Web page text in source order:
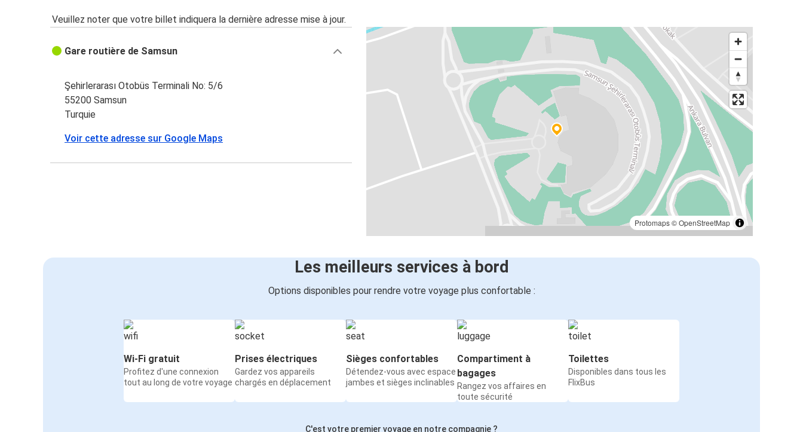
Veuillez noter que votre billet indiquera la dernière adresse mise à jour.
Protomaps©OpenStreetMap
Gare routière de Samsun
Şehirlerarası Otobüs Terminali No: 5/6
55200 Samsun
Turquie
Voir cette adresse sur Google Maps
Les meilleurs services à bord
Options disponibles pour rendre votre voyage plus confortable :
Wi-Fi gratuit
Profitez d'une connexion
tout au long de votre voyage
Prises électriques
Gardez vos appareils
chargés en déplacement
Sièges confortables
Détendez-vous avec espace
jambes et sièges inclinables
Compartiment à
bagages
Rangez vos affaires en
toute sécurité
Toilettes
Disponibles dans tous les
FlixBus
C'est votre premier voyage en notre compagnie ?